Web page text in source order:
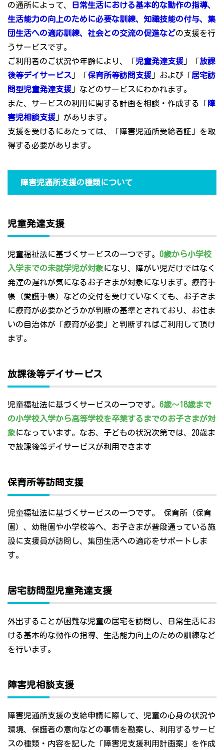
の通所によって、
日常生活における基本的な動作の指導、
生活能力の向上のために必要な訓練、知識技能の付与、集
団生活への適応訓練、社会との交流の促進などの支援を行
うサービスです。
ご利用者のご状況や年齢により、「児童発達支援 」「放課
後等デイサービス 」「保育所等訪問支援 」および「居宅訪
問型児童発達支援 」などのサービスにわかれます。
また、サービスの利用に関する計画を相談・作成する「障
害児相談支援 」があります。
支援を受けるにあたっては、「障害児通所受給者証」を取
得する必要があります。
障害児通所支援の種類について
児童発達支援
児童福祉法に基づくサービスの一つです。 0歳から小学校
入学までの未就学児が対象になり、障がい児だけではなく
発達の遅れが気になるお子さまが対象になります。療育手
帳（愛護手帳）などの交付を受けていなくても、お子さま
に療育が必要かどうかが判断の基準とされており、お住ま
いの自治体が「療育が必要」と判断すればご利用して頂け
ます。
放課後等デイサービス
児童福祉法に基づくサービスの一つです。 6歳～18歳まで
の小学校入学から高等学校を卒業するまでのお子さまが対
象になっています。なお、子どもの状況次第では、20歳ま
で放課後等デイサービスが利用できます
保育所等訪問支援
児童福祉法に基づくサービスの一つです。 保育所（保育
園）、幼稚園や小学校等へ、お子さまが普段通っている施
設に支援員が訪問し、集団生活への適応をサポートしま
す。
居宅訪問型児童発達支援
外出することが困難な児童の居宅を訪問し、日常生活にお
ける基本的な動作の指導、生活能力向上のための訓練など
を行います。
障害児相談支援
障害児通所支援の支給申請に際して、児童の心身の状況や
環境、保護者の意向などの事情を勘案し、利用するサービ
スの種類・内容を記した「障害児支援利用計画案」を作成